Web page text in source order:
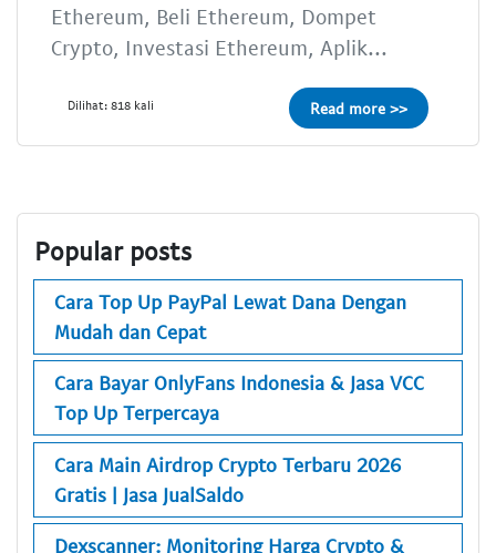
Ethereum, Beli Ethereum, Dompet
Crypto, Investasi Ethereum, Aplik...
Dilihat: 818 kali Read more >>
Popular posts
Cara Top Up PayPal Lewat Dana Dengan
Mudah dan Cepat
Cara Bayar OnlyFans Indonesia & Jasa VCC
Top Up Terpercaya
Cara Main Airdrop Crypto Terbaru 2026
Gratis | Jasa JualSaldo
Dexscanner: Monitoring Harga Crypto &